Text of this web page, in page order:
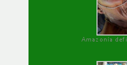
Amazonía